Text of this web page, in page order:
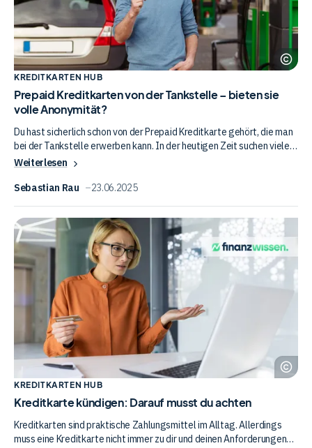
–
bieten
sie
volle
Anonymität?
KREDITKARTEN HUB
Prepaid Kreditkarten von der Tankstelle – bieten sie
volle Anonymität?
Du hast sicherlich schon von der Prepaid Kreditkarte gehört, die man
bei der Tankstelle erwerben kann. In der heutigen Zeit suchen viele
nach einer einfachen und schnellen Möglichkeit, online zu bezahlen.
Aber was steckt dahinter und bietet sie wirklich die Anonymität, die
umfassenden Überblick über die Prepaid Kreditkarte von der
Tankstelle und zeigen dir, was sie so besonders macht.
Weiterlesen
Sebastian Rau
23.06.2025
Kreditkarte
kündigen:
Darauf
musst
achten
KREDITKARTEN HUB
Kreditkarte kündigen: Darauf musst du achten
Kreditkarten sind praktische Zahlungsmittel im Alltag. Allerdings
muss eine Kreditkarte nicht immer zu dir und deinen Anforderungen